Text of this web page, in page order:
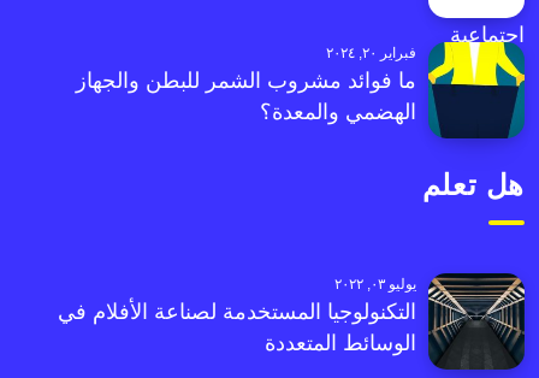
فبراير ٢٠, ٢٠٢٤
ما فوائد مشروب الشمر للبطن والجهاز
الهضمي والمعدة؟
هل تعلم
يوليو ٠٣, ٢٠٢٢
التكنولوجيا المستخدمة لصناعة الأفلام في
الوسائط المتعددة